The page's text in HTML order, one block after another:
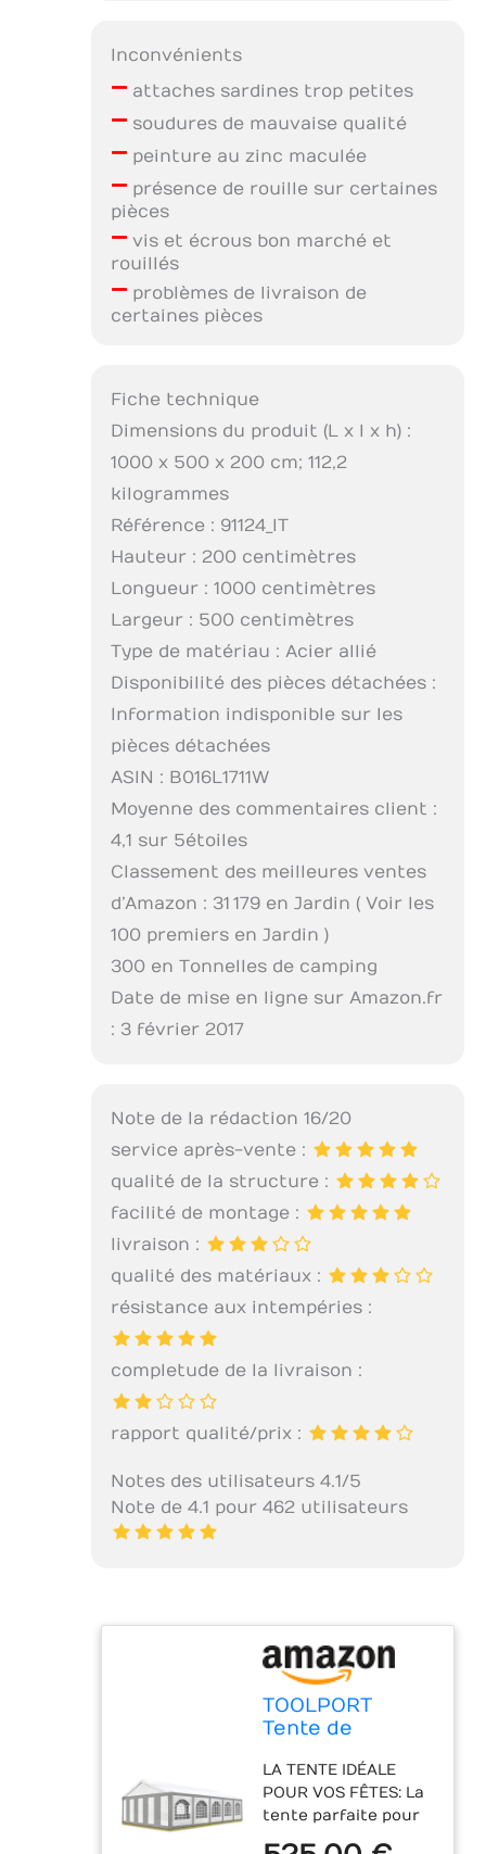
Inconvénients
–attaches sardines trop petites
–soudures de mauvaise qualité
–peinture au zinc maculée
–présence de rouille sur certaines
pièces
–vis et écrous bon marché et
rouillés
–problèmes de livraison de
certaines pièces
Fiche technique
Dimensions du produit (L x l x h) :
1000 x 500 x 200 cm; 112,2
kilogrammes
Référence : 91124_IT
Hauteur : 200 centimètres
Longueur : 1000 centimètres
Largeur : 500 centimètres
Type de matériau : Acier allié
Disponibilité des pièces détachées :
Information indisponible sur les
pièces détachées
ASIN : B016L1711W
Moyenne des commentaires client :
4,1 sur 5 étoiles
Classement des meilleures ventes
d’Amazon : 31 179 en Jardin ( Voir les
100 premiers en Jardin )
300 en Tonnelles de camping
Date de mise en ligne sur Amazon.fr
: 3 février 2017
Note de la rédaction 16/20
service après-vente :
qualité de la structure :
facilité de montage :
livraison :
qualité des matériaux :
résistance aux intempéries :
completude de la livraison :
rapport qualité/prix :
Notes des utilisateurs 4.1/5
Note de 4.1 pour 462 utilisateurs
TOOLPORT
Tente de
m Toile de Haute
qualité PE 450 N
Gris-Blanc
Construction en
LA TENTE IDÉALE
POUR VOS FÊTES: La
tente parfaite pour
célébrer toutes vos